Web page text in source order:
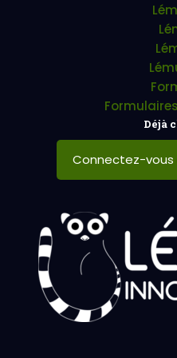
Déjà
Connectez-vous